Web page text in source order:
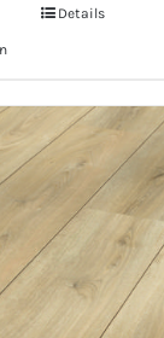
Details